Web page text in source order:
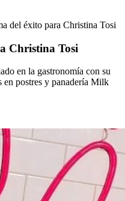
del éxito para Christina Tosi
Christina Tosi
en la gastronomía con su
en postres y panadería Milk